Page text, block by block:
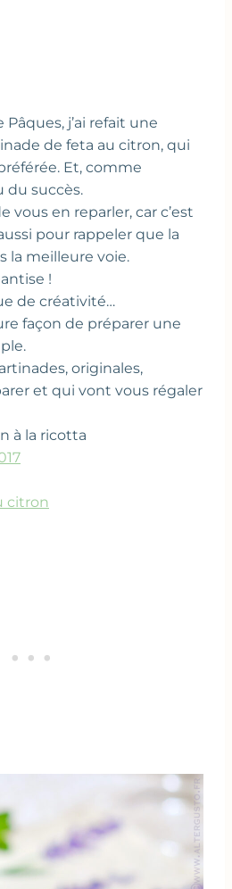
j’ai refait une
de feta au citron, qui
Et, comme
du succès.
vous en reparler, car c’est
pour rappeler que la
la meilleure voie.
!
de créativité…
façon de préparer une
originales,
et qui vont vous régaler
à la ricotta
citron